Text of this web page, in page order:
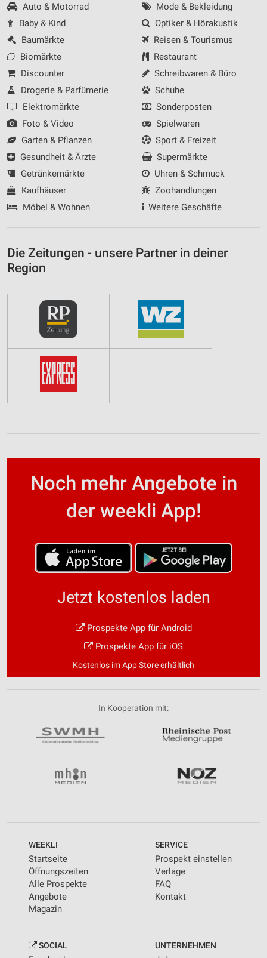
Auto & Motorrad
Baby & Kind
Baumärkte
Biomärkte
Discounter
Drogerie & Parfümerie
Elektromärkte
Foto & Video
Garten & Pflanzen
Gesundheit & Ärzte
Getränkemärkte
Kaufhäuser
Möbel & Wohnen
Mode & Bekleidung
Optiker & Hörakustik
Reisen & Tourismus
Restaurant
Schreibwaren & Büro
Schuhe
Sonderposten
Spielwaren
Sport & Freizeit
Supermärkte
Uhren & Schmuck
Zoohandlungen
Weitere Geschäfte
Die Zeitungen - unsere Partner in deiner
Region
Noch mehr Angebote in
der weekli App!
Jetzt kostenlos laden
Prospekte App für Android
Prospekte App für iOS
Kostenlos im App Store erhältlich
In Kooperation mit:
WEEKLI
Startseite
Öffnungszeiten
Alle Prospekte
Angebote
Magazin
SERVICE
Prospekt einstellen
Verlage
FAQ
Kontakt
SOCIAL UNTERNEHMEN